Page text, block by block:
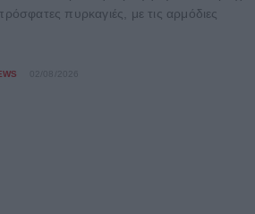
πυρκαγιές, με τις αρμόδιες